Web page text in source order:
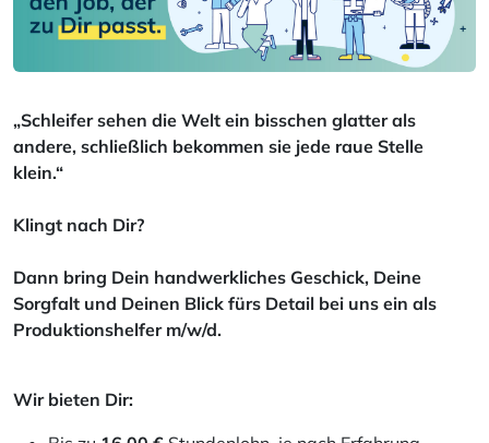
„Schleifer sehen die Welt ein bisschen glatter als
andere, schließlich bekommen sie jede raue Stelle
klein.“
Klingt nach Dir?
Dann bring Dein handwerkliches Geschick, Deine
Sorgfalt und Deinen Blick fürs Detail bei uns ein als
Produktionshelfer m/w/d.
Wir bieten Dir: